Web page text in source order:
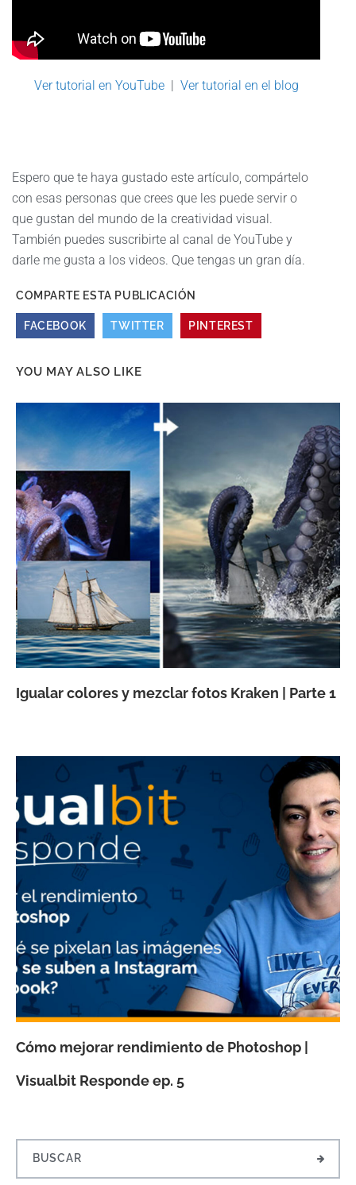
Ver tutorial en YouTube| Ver tutorial en el blog
Espero que te haya gustado este artículo, compártelo
con esas personas que crees que les puede servir o
que gustan del mundo de la creatividad visual.
También puedes suscribirte al canal de YouTube y
darle me gusta a los videos. Que tengas un gran día.
COMPARTE ESTA PUBLICACIÓN
FACEBOOK TWITTER PINTEREST
YOU MAY ALSO LIKE
Igualar colores y mezclar fotos Kraken | Parte 1
Cómo mejorar rendimiento de Photoshop |
Visualbit Responde ep. 5